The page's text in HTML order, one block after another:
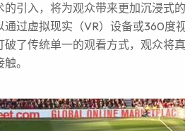
的引入，将为观众带来更加沉浸式
通过虚拟现实（VR）设备或360度
了传统单一的观看方式，观众将
。